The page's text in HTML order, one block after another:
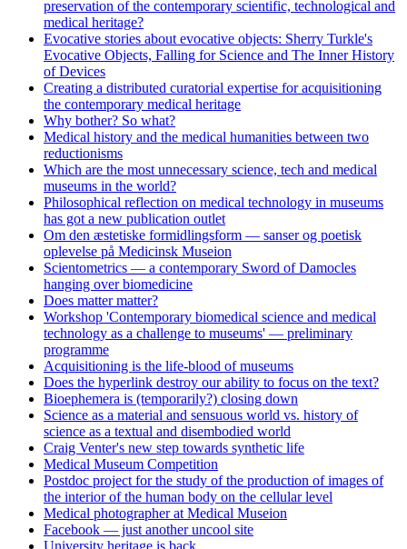
preservation of the contemporary scientific, technological and
medical heritage?
Evocative stories about evocative objects: Sherry Turkle's
Evocative Objects, Falling for Science and The Inner History
of Devices
Creating a distributed curatorial expertise for acquisitioning
the contemporary medical heritage
Why bother? So what?
Medical history and the medical humanities between two
reductionisms
Which are the most unnecessary science, tech and medical
museums in the world?
Philosophical reflection on medical technology in museums
has got a new publication outlet
Om den æstetiske formidlingsform — sanser og poetisk
oplevelse på Medicinsk Museion
Scientometrics — a contemporary Sword of Damocles
hanging over biomedicine
Does matter matter?
Workshop 'Contemporary biomedical science and medical
technology as a challenge to museums' — preliminary
programme
Acquisitioning is the life-blood of museums
Does the hyperlink destroy our ability to focus on the text?
Bioephemera is (temporarily?) closing down
Science as a material and sensuous world vs. history of
science as a textual and disembodied world
Craig Venter's new step towards synthetic life
Medical Museum Competition
Postdoc project for the study of the production of images of
the interior of the human body on the cellular level
Medical photographer at Medical Museion
Facebook — just another uncool site
University heritage is back